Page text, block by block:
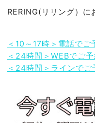
RERING(リリング）に
＜10～17時＞電話でご
＜24時間＞WEBでご
＜24時間＞ラインでご